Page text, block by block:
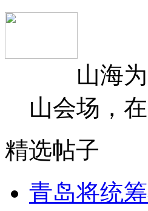
山海为
山会场，
精选帖子
青岛将统